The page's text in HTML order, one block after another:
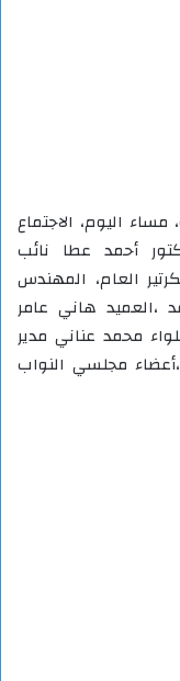
اليوم، الاجتماع
أحمد عطا نائب
العام، المهندس
،العميد هاني عامر
محمد عناني مدير
مجلسي النواب